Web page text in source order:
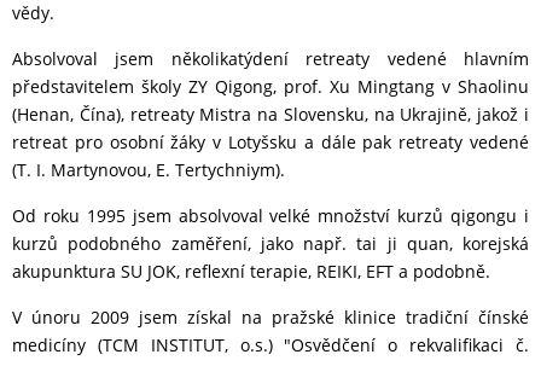
vědy.
Absolvoval jsem několikatýdení retreaty vedené hlavním
představitelem školy ZY Qigong, prof. Xu Mingtang v Shaolinu
(Henan, Čína), retreaty Mistra na Slovensku, na Ukrajině, jakož i
retreat pro osobní žáky v Lotyšsku a dále pak retreaty vedené
(T. I. Martynovou, E. Tertychniym).
Od roku 1995 jsem absolvoval velké množství kurzů qigongu i
kurzů podobného zaměření, jako např. tai ji quan, korejská
akupunktura SU JOK, reflexní terapie, REIKI, EFT a podobně.
V únoru 2009 jsem získal na pražské klinice tradiční čínské
medicíny (TCM INSTITUT, o.s.) "Osvědčení o rekvalifikaci č.